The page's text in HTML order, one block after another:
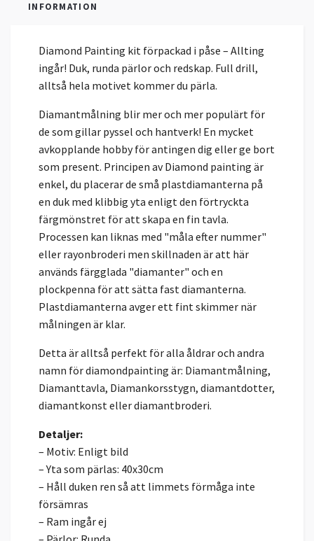
INFORMATION
Diamond Painting kit förpackad i påse – Allting
ingår! Duk, runda pärlor och redskap. Full drill,
alltså hela motivet kommer du pärla.
Diamantmålning blir mer och mer populärt för
de som gillar pyssel och hantverk! En mycket
avkopplande hobby för antingen dig eller ge bort
som present. Principen av Diamond painting är
enkel, du placerar de små plastdiamanterna på
en duk med klibbig yta enligt den förtryckta
färgmönstret för att skapa en fin tavla.
Processen kan liknas med "måla efter nummer"
eller rayonbroderi men skillnaden är att här
används färgglada "diamanter" och en
plockpenna för att sätta fast diamanterna.
Plastdiamanterna avger ett fint skimmer när
målningen är klar.
Detta är alltså perfekt för alla åldrar och andra
namn för diamondpainting är: Diamantmålning,
Diamanttavla, Diamankorsstygn, diamantdotter,
diamantkonst eller diamantbroderi.
Detaljer:
– Motiv: Enligt bild
– Yta som pärlas: 40x30cm
– Håll duken ren så att limmets förmåga inte
försämras
– Ram ingår ej